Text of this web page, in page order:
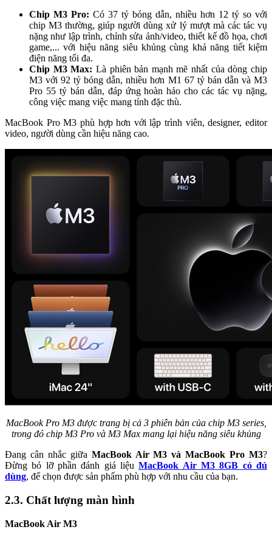
Chip M3 Pro: Có 37 tỷ bóng dẫn, nhiều hơn 12 tỷ so với
chip M3 thường, giúp người dùng xử lý mượt mà các tác vụ
nặng như lập trình, chỉnh sửa ảnh/video, thiết kế đồ họa, chơi
game,... với hiệu năng siêu khủng cùng khả năng tiết kiệm
điện năng tối đa.
Chip M3 Max: Là phiên bản mạnh mẽ nhất của dòng chip
M3 với 92 tỷ bóng dẫn, nhiều hơn M1 67 tỷ bán dẫn và M3
Pro 55 tỷ bán dẫn, đáp ứng hoàn hảo cho các tác vụ nặng,
công việc mang việc mang tính đặc thù.
MacBook Pro M3 phù hợp hơn với lập trình viên, designer, editor
video, người dùng cần hiệu năng cao.
MacBook Pro M3 được trang bị cả 3 phiên bản của chip M3 series,
trong đó chip M3 Pro và M3 Max mang lại hiệu năng siêu khủng
Đang cân nhắc giữa MacBook Air M3 và MacBook Pro M3?
Đừng bỏ lỡ phần đánh giá liệuMacBook Air M3 8GB có đủ
dùng, để chọn được sản phẩm phù hợp với nhu cầu của bạn.
2.3. Chất lượng màn hình
MacBook Air M3